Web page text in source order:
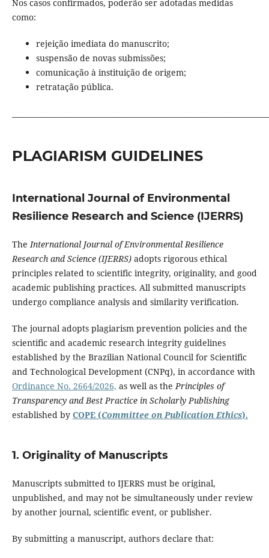
Nos casos confirmados, poderão ser adotadas medidas
como:
rejeição imediata do manuscrito;
suspensão de novas submissões;
comunicação à instituição de origem;
retratação pública.
PLAGIARISM GUIDELINES
International Journal of Environmental
Resilience Research and Science (IJERRS)
TheInternational Journal of Environmental Resilience
Research and Science (IJERRS)adopts rigorous ethical
principles related to scientific integrity, originality, and good
academic publishing practices. All submitted manuscripts
undergo compliance analysis and similarity verification.
The journal adopts plagiarism prevention policies and the
scientific and academic research integrity guidelines
established by the Brazilian National Council for Scientific
and Technological Development (CNPq), in accordance with
Ordinance No. 2664/2026, as well as thePrinciples of
Transparency and Best Practice in Scholarly Publishing
established by COPE (Committee on Publication Ethics).
1. Originality of Manuscripts
Manuscripts submitted to IJERRS must be original,
unpublished, and may not be simultaneously under review
by another journal, scientific event, or publisher.
By submitting a manuscript, authors declare that: